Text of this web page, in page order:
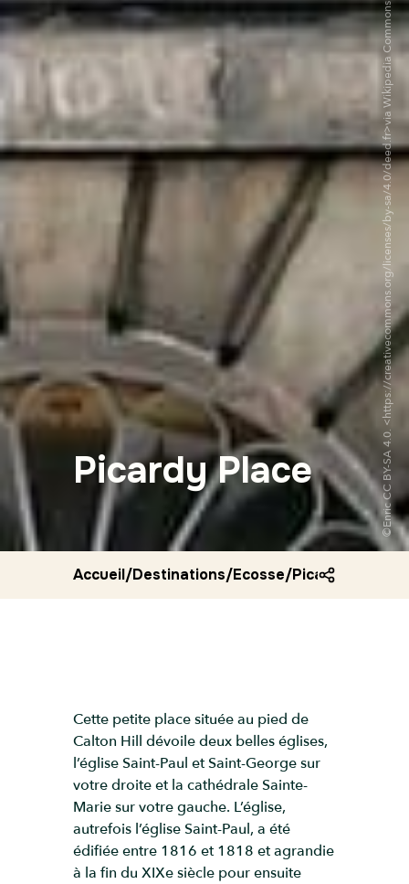
Picardy Place ©Enric CC BY-SA 4.0. <https://creativecommons.org/licenses/by-sa/4.0/deed.fr>via Wikipedia Commons
Accueil/Destinations/Ecosse/Picardy place
Cette petite place située au pied de
Calton Hill dévoile deux belles églises,
l’église Saint-Paul et Saint-George sur
votre droite et la cathédrale Sainte-
Marie sur votre gauche. L’église,
autrefois l’église Saint-Paul, a été
édifiée entre 1816 et 1818 et agrandie
à la fin du XIXe siècle pour ensuite